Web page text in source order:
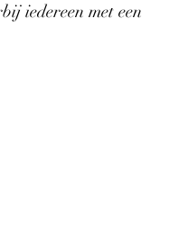
iedereen met een